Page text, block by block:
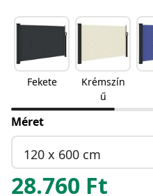
Fekete
Krémszín
ű
Méret
120 x 600 cm
28.760 Ft